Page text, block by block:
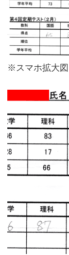
※スマホ拡大